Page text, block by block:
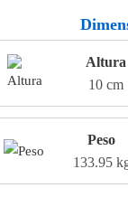
Altura
10 cm
Peso
133.95